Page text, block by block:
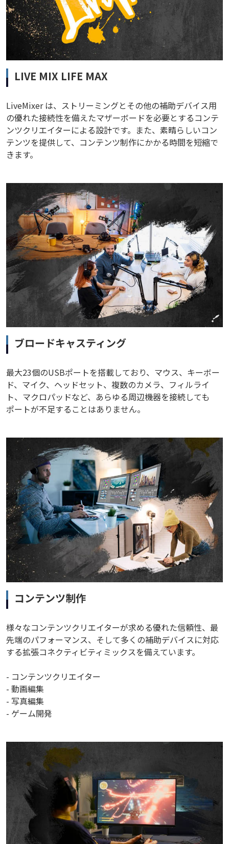
LIVE MIX LIFE MAX
LiveMixer は、ストリーミングとその他の補助デバイス用
の優れた接続性を備えたマザーボードを必要とするコンテ
ンツクリエイターによる設計です。また、素晴らしいコン
テンツを提供して、コンテンツ制作にかかる時間を短縮で
きます。
ブロードキャスティング
最大23個のUSBポートを搭載しており、マウス、キーボー
ド、マイク、ヘッドセット、複数のカメラ、フィルライ
ト、マクロパッドなど、あらゆる周辺機器を接続しても
ポートが不足することはありません。
コンテンツ制作
様々なコンテンツクリエイターが求める優れた信頼性、最
先端のパフォーマンス、そして多くの補助デバイスに対応
する拡張コネクティビティミックスを備えています。
- コンテンツクリエイター
- 動画編集
- 写真編集
- ゲーム開発